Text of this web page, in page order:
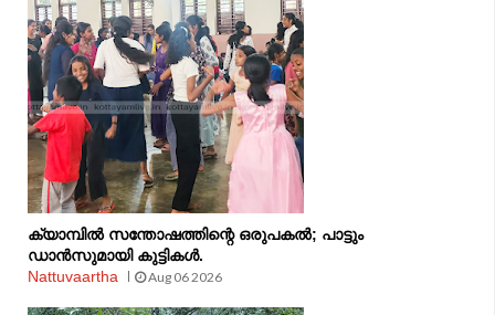
ക്യാമ്പിൽ സന്തോഷത്തിന്റെ ഒരുപകൽ; പാട്ടും
ഡാൻസുമായി കുട്ടികൾ.
Nattuvaartha
Aug 06 2026